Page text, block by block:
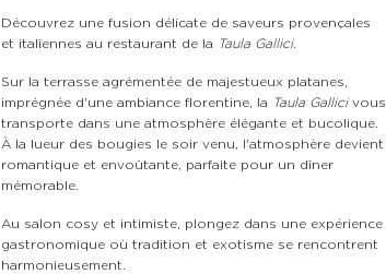
Découvrez une fusion délicate de saveurs provençales
et italiennes au restaurant de la Taula Gallici.
Sur la terrasse agrémentée de majestueux platanes,
imprégnée d'une ambiance florentine, la Taula Gallicivous
transporte dans une atmosphère élégante et bucolique.
À la lueur des bougies le soir venu, l'atmosphère devient
romantique et envoûtante, parfaite pour un dîner
mémorable.
Au salon cosy et intimiste, plongez dans une expérience
gastronomique où tradition et exotisme se rencontrent
harmonieusement.